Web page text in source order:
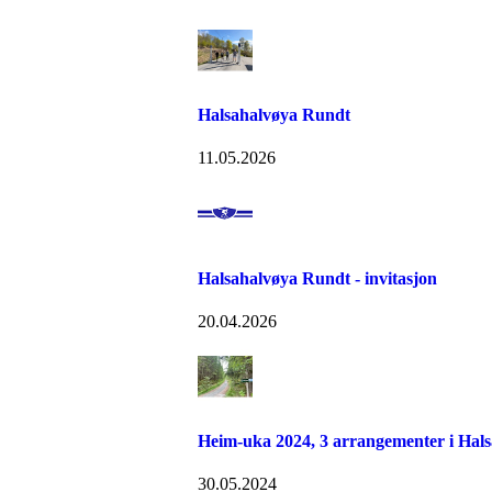
Halsahalvøya Rundt
11.05.2026
Halsahalvøya Rundt - invitasjon
20.04.2026
Heim-uka 2024, 3 arrangementer i
30.05.2024